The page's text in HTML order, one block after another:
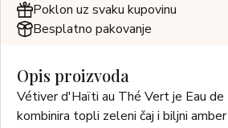
Poklon uz svaku kupovinu
Besplatno pakovanje
Opis proizvoda
Vétiver d'Haïti au Thé Vert je Eau de
kombinira topli zeleni čaj i biljni